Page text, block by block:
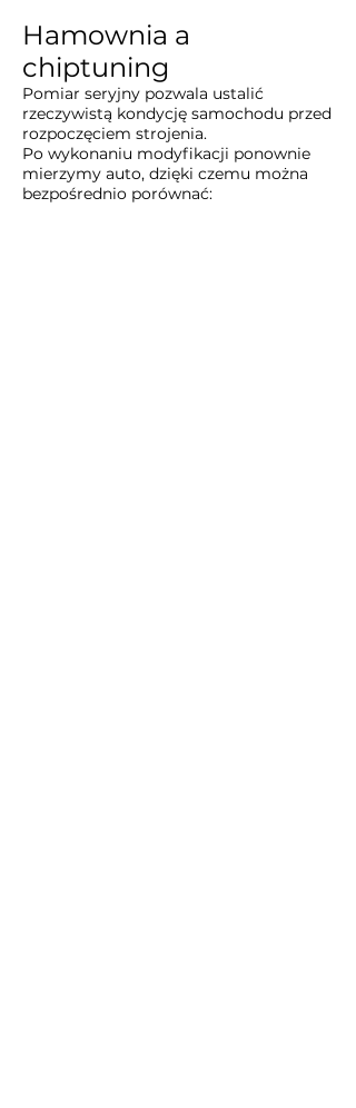
Hamownia a
chiptuning
Pomiar seryjny pozwala ustalić
rzeczywistą kondycję samochodu przed
rozpoczęciem strojenia.
Po wykonaniu modyfikacji ponownie
mierzymy auto, dzięki czemu można
bezpośrednio porównać: